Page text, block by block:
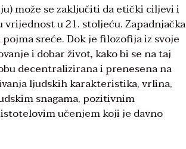
može se zaključiti da etički ciljevi i
u 21. stoljeću. Zapadnjačka
sreće. Dok je filozofija iz svoje
i dobar život, kako bi se na taj
decentralizirana i prenesena na
ljudskih karakteristika, vrlina,
snagama, pozitivnim
učenjem koji je davno